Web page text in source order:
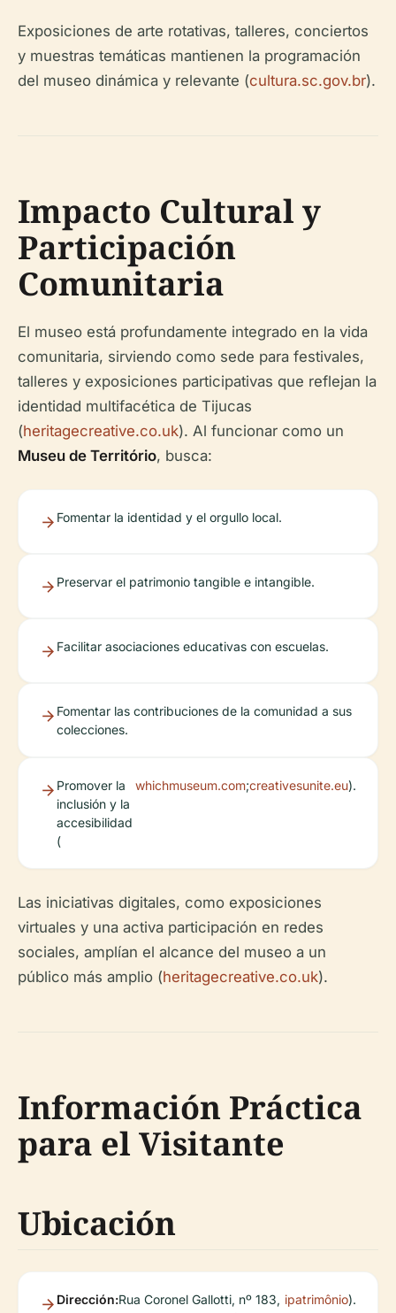
Exposiciones de arte rotativas, talleres, conciertos
y muestras temáticas mantienen la programación
del museo dinámica y relevante (cultura.sc.gov.br).
Impacto Cultural y
Participación
Comunitaria
El museo está profundamente integrado en la vida
comunitaria, sirviendo como sede para festivales,
talleres y exposiciones participativas que reflejan la
identidad multifacética de Tijucas
(heritagecreative.co.uk). Al funcionar como un
Museu de Território, busca:
Fomentar la identidad y el orgullo local.
Preservar el patrimonio tangible e intangible.
Facilitar asociaciones educativas con escuelas.
Fomentar las contribuciones de la comunidad a sus
colecciones.
Promover la
inclusión y la
accesibilidad
(
whichmuseum.com;creativesunite.eu).
Las iniciativas digitales, como exposiciones
virtuales y una activa participación en redes
sociales, amplían el alcance del museo a un
público más amplio (heritagecreative.co.uk).
Información Práctica
para el Visitante
Ubicación
Dirección:Rua Coronel Gallotti, nº 183, ipatrimônio).